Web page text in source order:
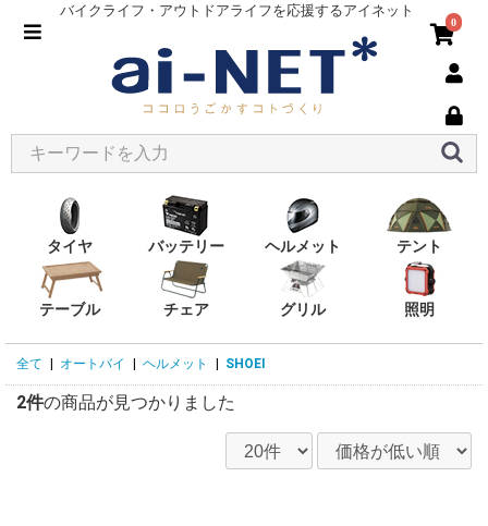
バイクライフ・アウトドアライフを応援するアイネット
0
タイヤ バッテリー ヘルメット テント
テーブル チェア グリル 照明
全て オートバイ ヘルメット SHOEI
2件の商品が見つかりました